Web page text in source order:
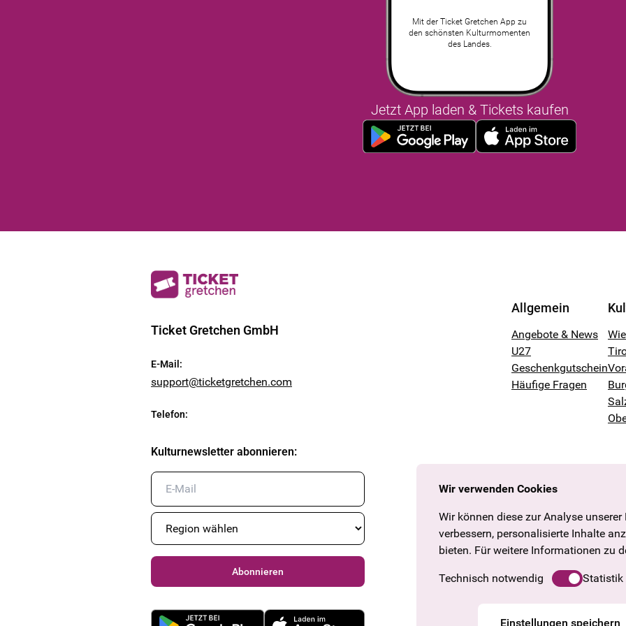
Mit der Ticket Gretchen App zu
den schönsten Kulturmomenten
des Landes.
Jetzt App laden & Tickets kaufen
Ticket Gretchen GmbH
E-Mail :
support@ticketgretchen.com
Telefon:
Kulturnewsletter abonnieren:
Abonnieren
Allgemein
Angebote & News
U27
Geschenkgutschein
Häufige Fragen
Wir verwenden Cookies
Wir können diese zur Analyse
verbessern, personalisierte Inhalte
bieten. Für weitere Informationen zu
Technisch notwendig Statistik
Einstellungen speichern